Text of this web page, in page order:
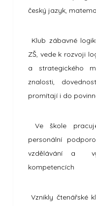
český jazyk,
Klub zábavné
ZŠ, vede k rozvoji
a strategického
znalosti,
promítají i do
Ve škole
personální
vzdělávání a
kompetencích
Vznikly čtenářské